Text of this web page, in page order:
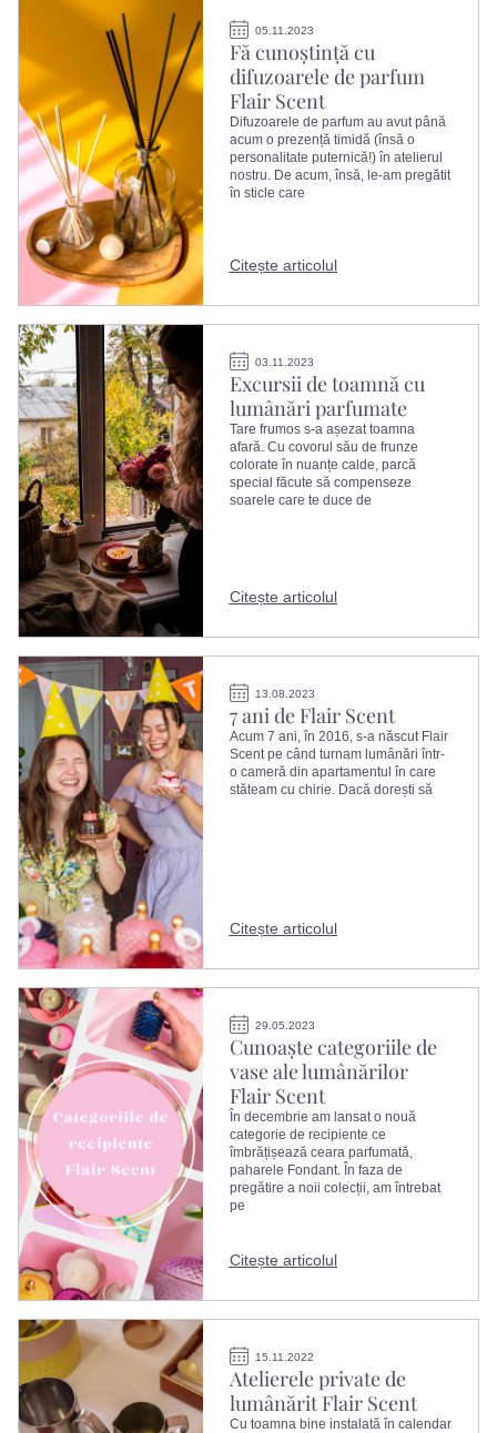
05.11.2023
Fă cunoștință cu
difuzoarele de parfum
Flair Scent
Difuzoarele de parfum au avut până
acum o prezență timidă (însă o
personalitate puternică!) în atelierul
nostru. De acum, însă, le-am pregătit
în sticle care
Citește articolul
03.11.2023
Excursii de toamnă cu
lumânări parfumate
Tare frumos s-a așezat toamna
afară. Cu covorul său de frunze
colorate în nuanțe calde, parcă
special făcute să compenseze
soarele care te duce de
Citește articolul
13.08.2023
7 ani de Flair Scent
Acum 7 ani, în 2016, s-a născut Flair
Scent pe când turnam lumânări într-
o cameră din apartamentul în care
stăteam cu chirie. Dacă dorești să
Citește articolul
29.05.2023
Cunoaște categoriile de
vase ale lumânărilor
Flair Scent
În decembrie am lansat o nouă
categorie de recipiente ce
îmbrățișează ceara parfumată,
paharele Fondant. În faza de
pregătire a noii colecții, am întrebat
pe
Citește articolul
15.11.2022
Atelierele private de
lumânărit Flair Scent
Cu toamna bine instalată în calendar